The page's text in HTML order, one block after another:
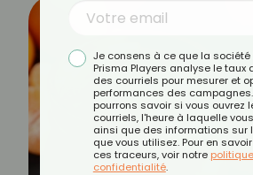
Je consens à ce que la société
Prisma Players analyse le taux
des courriels pour mesurer et
performances des
pourrons savoir si vous ouvrez
courriels, l'heure à laquelle
ainsi que des informations sur
que vous utilisez. Pour en
ces traceurs, voir notre
confidentialité.